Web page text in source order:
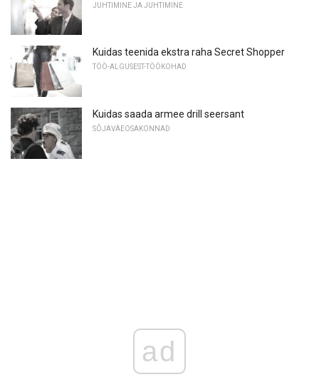
JUHTIMINE JA JUHTIMINE
Kuidas teenida ekstra raha Secret Shopper
TÖÖ-ALGUSEST-TÖÖKOHAD
Kuidas saada armee drill seersant
SÕJAVÄEOSAKONNAD
ad